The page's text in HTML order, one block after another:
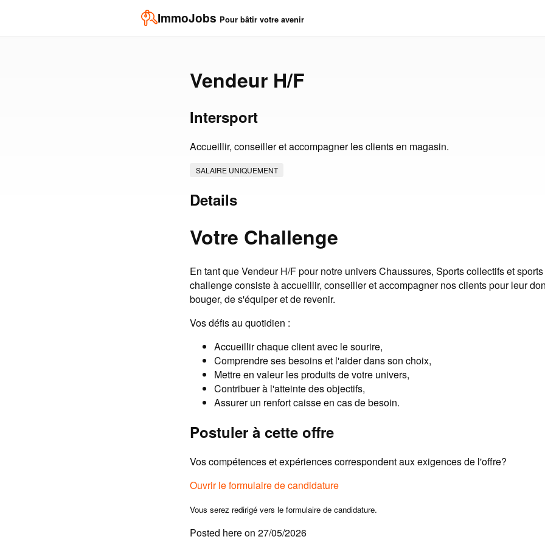
ImmoJobs Pour bâtir votre avenir
Vendeur H/F
Intersport
Accueillir, conseiller et accompagner les clients en magasin.
SALAIRE UNIQUEMENT
Details
Votre Challenge
En tant que Vendeur H/F pour notre univers Chaussures, Sports collectifs et
challenge consiste à accueillir, conseiller et accompagner nos clients pour leur
bouger, de s'équiper et de revenir.
Vos défis au quotidien :
Accueillir chaque client avec le sourire,
Comprendre ses besoins et l'aider dans son choix,
Mettre en valeur les produits de votre univers,
Contribuer à l'atteinte des objectifs,
Assurer un renfort caisse en cas de besoin.
Postuler à cette offre
Vos compétences et expériences correspondent aux exigences de l'offre?
Ouvrir le formulaire de candidature
Vous serez redirigé vers le formulaire de candidature.
Posted here on 27/05/2026